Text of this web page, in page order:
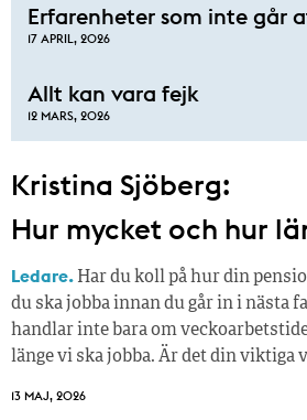
Erfarenheter som inte går
17 APRIL, 2026
Allt kan vara fejk
12 MARS, 2026
Kristina Sjöberg:
Hur mycket och hur
Ledare. Har du koll på hur din
du ska jobba innan du går in i nästa
handlar inte bara om
länge vi ska jobba. Är det din viktiga
13 MAJ, 2026